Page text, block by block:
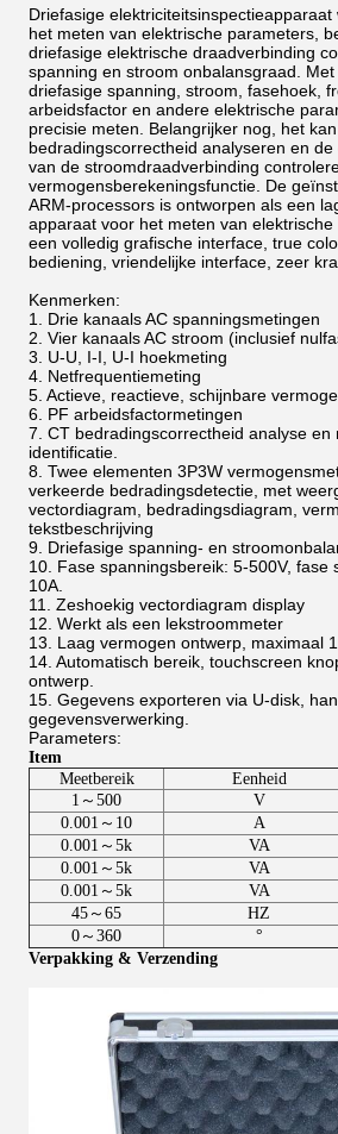
Driefasige
het meten van elektrische parameters,
driefasige elektrische draadverbinding
spanning en stroom onbalansgraad.
driefasige spanning, stroom, fasehoek,
arbeidsfactor en andere elektrische
precisie meten. Belangrijker nog, het
bedradingscorrectheid analyseren en
van de stroomdraadverbinding
vermogensberekeningsfunctie. De
ARM-processors is ontworpen als een
apparaat voor het meten van
een volledig grafische interface, true
bediening, vriendelijke interface, zeer
Kenmerken:
1. Drie kanaals AC spanningsmetingen
2. Vier kanaals AC stroom (inclusief
3. U-U, I-I, U-I hoekmeting
4. Netfrequentiemeting
5. Actieve, reactieve, schijnbare
6. PF arbeidsfactormetingen
7. CT bedradingscorrectheid analyse
identificatie.
8. Twee elementen 3P3W
verkeerde bedradingsdetectie, met
vectordiagram, bedradingsdiagram,
tekstbeschrijving
9. Driefasige spanning- en
10. Fase spanningsbereik: 5-500V, fase
10A.
11. Zeshoekig vectordiagram display
12. Werkt als een lekstroommeter
13. Laag vermogen ontwerp, maximaal
14. Automatisch bereik, touchscreen
ontwerp.
15. Gegevens exporteren via U-disk,
gegevensverwerking.
Parameters:
Item
Meetbereik
Eenheid
1～500
V
0.001～10
A
0.001～5k
VA
0.001～5k
VA
0.001～5k
VA
45～65
HZ
0～360
°
Verpakking & Verzending